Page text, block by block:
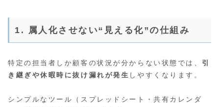
1. 属人化させない“見える化”の仕組み
特定の担当者しか顧客の状況が分からない状態では、 引
き継ぎや休暇時に抜け漏れが発生 しやすくなります。
シンプルなツール（スプレッドシート・共有カレンダ